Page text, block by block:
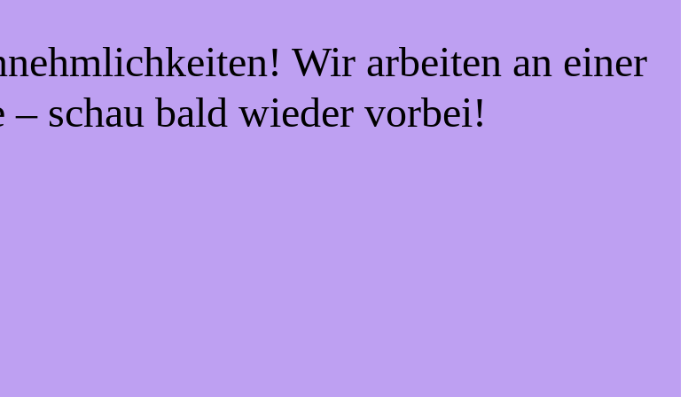
Wir arbeiten an einer
– schau bald wieder vorbei!